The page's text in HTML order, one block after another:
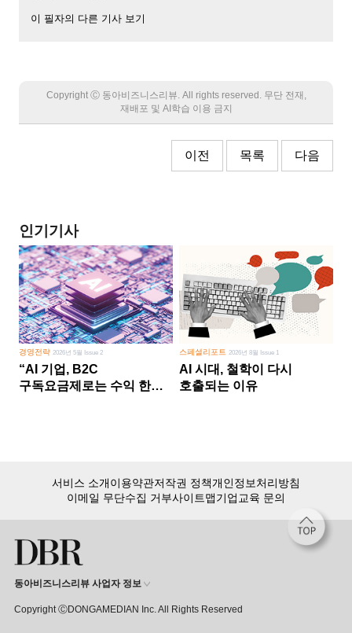
이 필자의 다른 기사 보기
Copyright Ⓒ 동아비즈니스리뷰. All rights reserved. 무단 전재,
재배포 및 AI학습 이용 금지
이전 목록 다음
인기기사
경영전략2026년 5월 Issue 2
“AI 기업, B2C
구독요금제로는 수익 한계
스페셜리포트 2026년 8월 Issue 1
AI 시대, 철학이 다시
호출되는 이유
서비스 소개이용약관저작권 정책개인정보처리방침
이메일 무단수집 거부사이트맵기업교육 문의
동아비즈니스리뷰 사업자 정보
Copyright ⒸDONGAMEDIAN Inc. All Rights Reserved